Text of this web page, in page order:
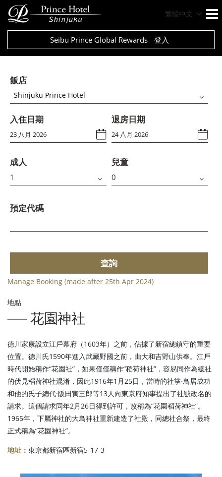
繁體中文
Seibu Prince Global Rewards 登入
飯店
Shinjuku Prince Hotel
入住日期 退房日期
成人 兒童
預定代碼
查詢
Manage Booking (made after 25th Apr 2024)
地點
花園神社
德川家康設立江戶幕府（1603年）之前，佔據了新宿總鎮守的重要
位置。德川氏1590年進入武藏野國之前，由大和吉野山供奉。江戶
時代開始稱作“花園社”，如果僅僅稱作“稻荷神社”，容易同作為總社
的伏見稻荷神社混淆，因此1916年1月25日，當時的社掌·鳥居成功
和他的氏子總代·阪田寅三郎等13人向東京府知事提出了社號改名的
請求。這個請求同年2月26日得到許可，改稱為“花園稻荷神社”。
1965年，下屬神社的大鳥神社重新建造了社殿，同總社合祭，最終
正式稱為“花園神社”。
地址： 東京都新宿區新宿5-17-3